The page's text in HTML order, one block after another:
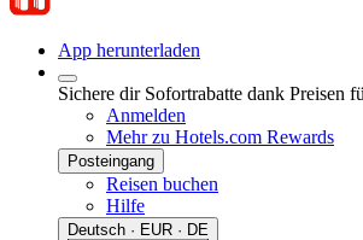
App herunterladen
Sichere dir Sofortrabatte dank Preisen
Anmelden
Mehr zu Hotels.com Rewards
Posteingang
Reisen buchen
Hilfe
Deutsch · EUR · DE